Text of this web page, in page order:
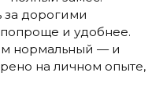
за дорогими
и удобнее.
нормальный — и
на личном опыте,